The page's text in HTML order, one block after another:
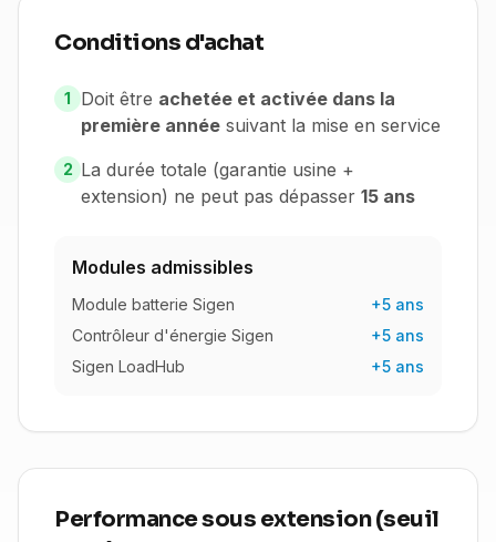
Conditions d'achat
1 Doit être achetée et activée dans la
première année suivant la mise en service
2 La durée totale (garantie usine +
extension) ne peut pas dépasser 15 ans
Modules admissibles
Module batterie Sigen
+5 ans
Contrôleur d'énergie Sigen
+5 ans
Sigen LoadHub
+5 ans
Performance sous extension (seuil